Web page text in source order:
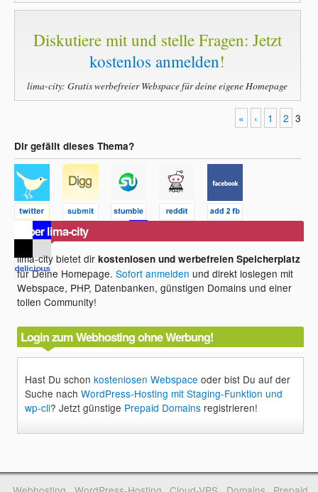
Diskutiere mit und stelle Fragen: Jetzt
kostenlos anmelden!
lima-city: Gratis werbefreier Webspace für deine eigene Homepage
« ‹ 1 2 3
Dir gefällt dieses Thema?
Über lima-city
lima-city bietet dirkostenlosen und werbefreien Speicherplatz
für Deine Homepage.Sofort anmelden und direkt loslegen mit
Webspace, PHP, Datenbanken, günstigen Domains und einer
tollen Community!
Login zum Webhosting ohne Werbung!
Hast Du schonkostenlosen Webspace oder bist Du auf der
Suche nachWordPress-Hosting mit Staging-Funktion und
wp-cli? Jetzt günstige Prepaid Domains registrieren!